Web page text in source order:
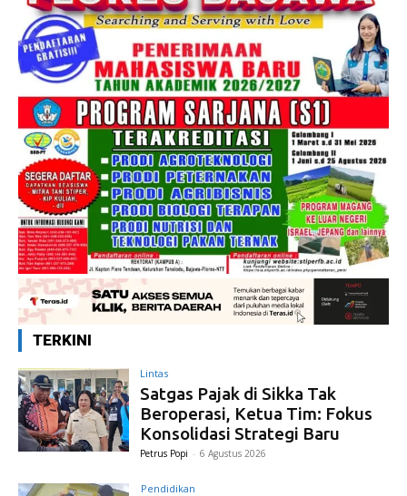
TERKINI
Lintas
Satgas Pajak di Sikka Tak
Beroperasi, Ketua Tim: Fokus
Konsolidasi Strategi Baru
Petrus Popi - 6 Agustus 2026
Pendidikan